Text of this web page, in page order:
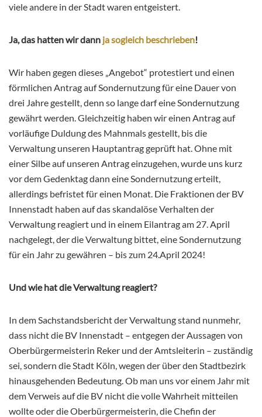
viele andere in der Stadt waren entgeistert.
Ja, das hatten wir dann ja sogleich beschrieben!
Wir haben gegen dieses „Angebot“ protestiert und einen
förmlichen Antrag auf Sondernutzung für eine Dauer von
drei Jahre gestellt, denn so lange darf eine Sondernutzung
gewährt werden. Gleichzeitig haben wir einen Antrag auf
vorläufige Duldung des Mahnmals gestellt, bis die
Verwaltung unseren Hauptantrag geprüft hat. Ohne mit
einer Silbe auf unseren Antrag einzugehen, wurde uns kurz
vor dem Gedenktag dann eine Sondernutzung erteilt,
allerdings befristet für einen Monat. Die Fraktionen der BV
Innenstadt haben auf das skandalöse Verhalten der
Verwaltung reagiert und in einem Eilantrag am 27. April
nachgelegt, der die Verwaltung bittet, eine Sondernutzung
für ein Jahr zu gewähren – bis zum 24.April 2024!
Und wie hat die Verwaltung reagiert?
In dem Sachstandsbericht der Verwaltung stand nunmehr,
dass nicht die BV Innenstadt – entgegen der Aussagen von
Oberbürgermeisterin Reker und der Amtsleiterin – zuständig
sei, sondern die Stadt Köln, wegen der über den Stadtbezirk
hinausgehenden Bedeutung. Ob man uns vor einem Jahr mit
dem Verweis auf die BV nicht die volle Wahrheit mitteilen
wollte oder die Oberbürgermeisterin, die Chefin der